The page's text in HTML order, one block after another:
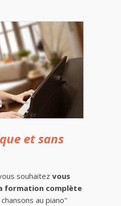
et sans
souhaitez vous
formation complète
au piano"